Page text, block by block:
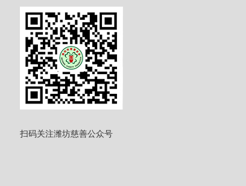
扫码关注潍坊慈善公众号